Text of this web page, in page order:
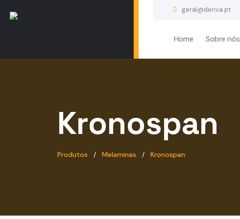
geral@deriva.pt
Home Sobre nós
Kronospan
Produtos Melaminas Kronospan